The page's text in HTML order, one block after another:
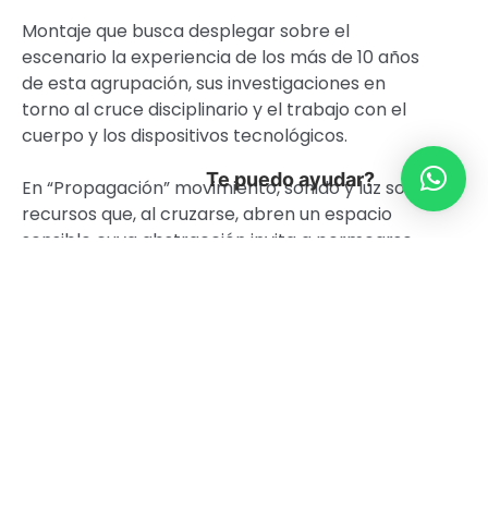
Montaje que busca desplegar sobre el
escenario la experiencia de los más de 10 años
de esta agrupación, sus investigaciones en
torno al cruce disciplinario y el trabajo con el
cuerpo y los dispositivos tecnológicos.
En “Propagación” movimiento, sonido y luz son
recursos que, al cruzarse, abren un espacio
sensible cuya abstracción invita a permearse
Te puedo ayudar?